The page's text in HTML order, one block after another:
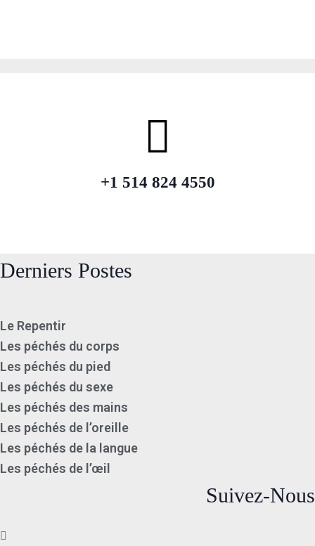
+1 514 824 4550
Derniers Postes
Le Repentir
Les péchés du corps
Les péchés du pied
Les péchés du sexe
Les péchés des mains
Les péchés de l’oreille
Les péchés de la langue
Les péchés de l’œil
Suivez-Nous